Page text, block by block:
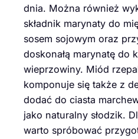
dnia. Można również
składnik marynaty do
sosem sojowym oraz
doskonałą marynatę do
wieprzowiny. Miód
komponuje się także z
dodać do ciasta
jako naturalny słodzik.
warto spróbować